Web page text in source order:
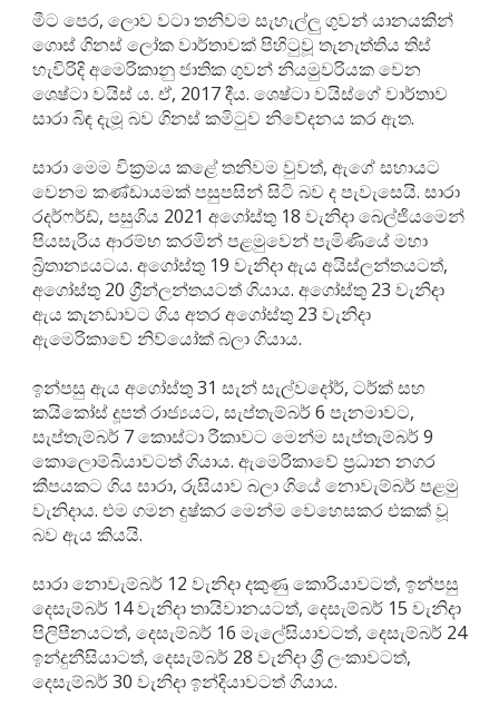
මීට පෙර, ලොව වටා තනිවම සැහැල්ලු ගුවන් යානයකින්
ගොස් ගිනස් ලෝක වාර්තාවක් පිහිටුවූ තැනැත්තිය තිස්
හැවිරිදි අමෙරිකානු ජාතික ගුවන් නියමුවරියක වෙන
ශෙෂ්ටා වයිස් ය. ඒ, 2017 දීය. ශෙෂ්ටා වයිස්ගේ වාර්තාව
සාරා බිඳ දැමූ බව ගිනස් කමිටුව නිවේදනය කර ඇත.
සාරා මෙම වික්‍රමය කළේ තනිවම වුවත්, ඇගේ සහායට
වෙනම කණ්ඩායමක් පසුපසින් සිටි බව ද පැවැසෙයි. සාරා
රදර්ෆර්ඩ්, පසුගිය 2021 අගෝස්තු 18 වැනිදා බෙල්ජියමෙන්
පියසැරිය ආරම්භ කරමින් පළමුවෙන් පැමිණියේ මහා
බ්‍රිතාන්‍යයටය. අගෝස්තු 19 වැනිදා ඇය අයිස්ලන්තයටත්,
අගෝස්තු 20 ග්‍රීන්ලන්තයටත් ගියාය. අගෝස්තු 23 වැනිදා
ඇය කැනඩාවට ගිය අතර අගෝස්තු 23 වැනිදා
ඇමෙරිකාවේ නිව්යෝක් බලා ගියාය.
ඉන්පසු ඇය අගෝස්තු 31 සැන් සැල්වදෝර්, ටර්ක් සහ
කයිකෝස් දූපත් රාජ්‍යයට, සැප්තැම්බර් 6 පැනමාවට,
සැප්තැම්බර් 7 කොස්ටා රීකාවට මෙන්ම සැප්තැම්බර් 9
කොලොම්බියාවටත් ගියාය. ඇමෙරිකාවේ ප්‍රධාන නගර
කීපයකට ගිය සාරා, රුසියාව බලා ගියේ නොවැම්බර් පළමු
වැනිදාය. එම ගමන දුෂ්කර මෙන්ම වෙහෙසකර එකක් වූ
බව ඇය කියයි.
සාරා නොවැම්බර් 12 වැනිදා දකුණු කොරියාවටත්, ඉන්පසු
දෙසැම්බර් 14 වැනිදා තායිවානයටත්, දෙසැම්බර් 15 වැනිදා
පිලිපීනයටත්, දෙසැම්බර් 16 මැලේසියාවටත්, දෙසැම්බර් 24
ඉන්දුනීසියාටත්, දෙසැම්බර් 28 වැනිදා ශ්‍රී ලංකාවටත්,
දෙසැම්බර් 30 වැනිදා ඉන්දියාවටත් ගියාය.